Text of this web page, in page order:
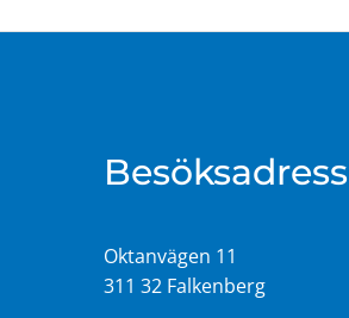
Besöksadress
Oktanvägen 11
311 32 Falkenberg